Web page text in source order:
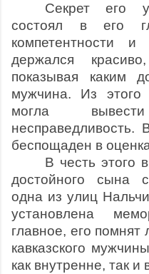
Секрет его
состоял в его
компетентности
держался
показывая каким
мужчина. Из этого
могла
беспощаден в
В честь этого
достойного сына
одна из улиц
установлена
главное, его помнят
кавказского
как внутренне, так и